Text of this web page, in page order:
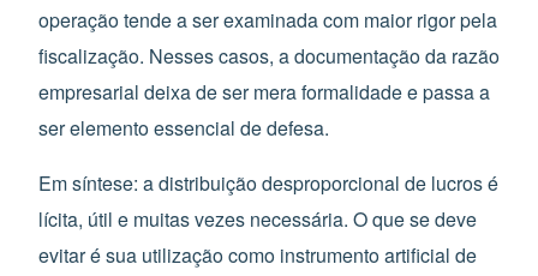
operação tende a ser examinada com maior rigor pela
fiscalização. Nesses casos, a documentação da razão
empresarial deixa de ser mera formalidade e passa a
ser elemento essencial de defesa.
Em síntese: a distribuição desproporcional de lucros é
lícita, útil e muitas vezes necessária. O que se deve
evitar é sua utilização como instrumento artificial de